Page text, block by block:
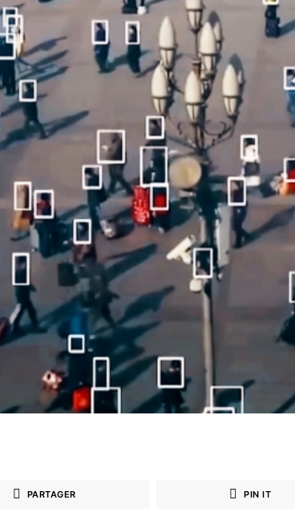
PARTAGER PIN IT